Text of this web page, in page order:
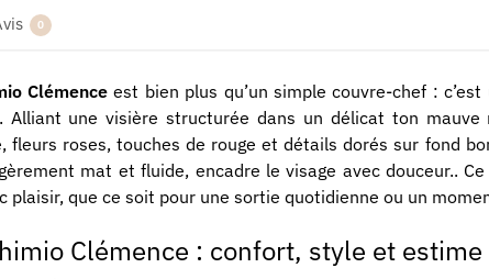
0
Clémence est bien plus qu’un simple couvre-chef :
Alliant une visière structurée dans un délicat ton
fleurs roses, touches de rouge et détails dorés sur fond
mat et fluide, encadre le visage avec douceur..
plaisir, que ce soit pour une sortie quotidienne ou un
Clémence : confort, style et